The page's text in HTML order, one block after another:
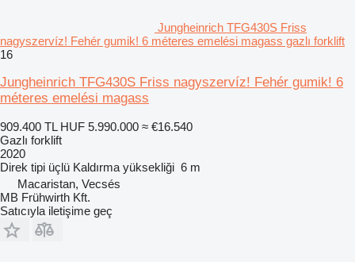
Jungheinrich TFG430S Friss
nagyszervíz! Fehér gumik! 6 méteres emelési magass gazlı forklift
16
Jungheinrich TFG430S Friss nagyszervíz! Fehér gumik! 6
méteres emelési magass
909.400 TL HUF 5.990.000 ≈ €16.540
Gazlı forklift
2020
Direk tipi üçlü Kaldırma yüksekliği 6 m
Macaristan, Vecsés
MB Frühwirth Kft.
Satıcıyla iletişime geç